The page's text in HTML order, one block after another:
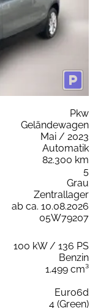
Pkw
Geländewagen
Mai / 2023
Automatik
82.300 km
5
Grau
Zentrallager
ab ca. 10.08.2026
05W79207
100 kW / 136 PS
Benzin
1.499 cm³
Euro6d
4 (Green)